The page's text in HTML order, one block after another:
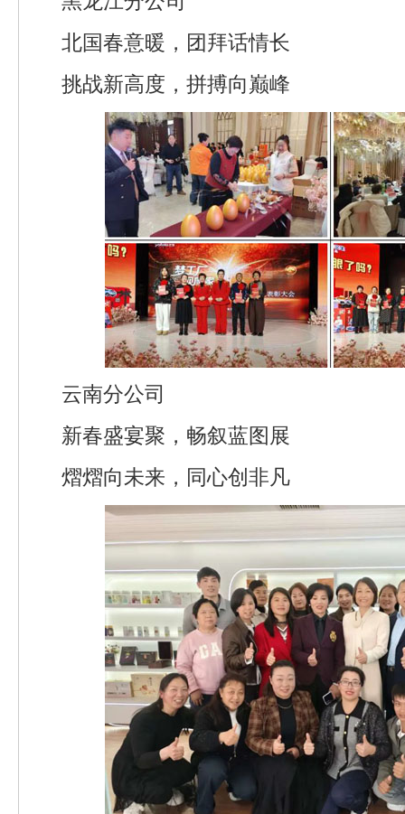
北国春意暖，团拜话情长
挑战新高度，拼搏向巅峰
云南分公司
新春盛宴聚，畅叙蓝图展
熠熠向未来，同心创非凡